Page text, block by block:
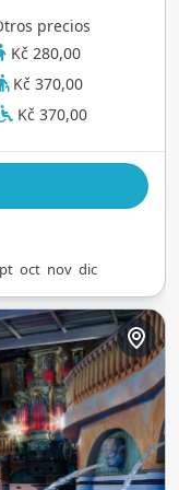
de verano,
aire libre, todo
toboganes
de iluminación
precios
Kč 280,00
Kč 370,00
Kč 370,00
oct nov dic